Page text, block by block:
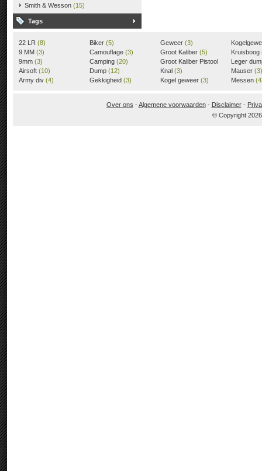
Smith & Wesson (15)
Tags
22 LR (8)
9 MM (3)
9mm (3)
Airsoft (10)
Army div (4)
Biker (5)
Camouflage (3)
Camping (20)
Dump (12)
Gekkigheid (3)
Geweer (3)
Groot Kaliber (5)
Groot Kaliber Pistool
(3)
Knal (3)
Kogel geweer (3)
Kruisboog
Leger
Mauser (3)
Messen
Over ons -Algemene voorwaarden- Disclaimer-
© Copyright